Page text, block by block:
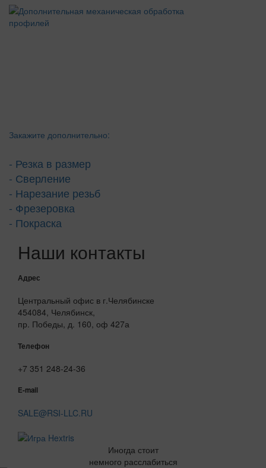
Закажите дополнительно:
- Резка в размер
- Сверление
- Нарезание резьб
- Фрезеровка
- Покраска
Наши контакты
Адрес
Центральный офис в г.Челябинске
454084, Челябинск,
пр. Победы, д. 160, оф 427а
Телефон
+7 351 248-24-36
E-mail
SALE@RSI-LLC.RU
Иногда стоит
немного расслабиться